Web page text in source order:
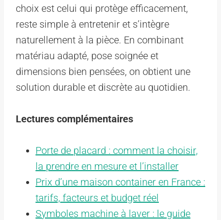
choix est celui qui protège efficacement,
reste simple à entretenir et s’intègre
naturellement à la pièce. En combinant
matériau adapté, pose soignée et
dimensions bien pensées, on obtient une
solution durable et discrète au quotidien.
Lectures complémentaires
Porte de placard : comment la choisir,
la prendre en mesure et l’installer
Prix d’une maison container en France :
tarifs, facteurs et budget réel
Symboles machine à laver : le guide